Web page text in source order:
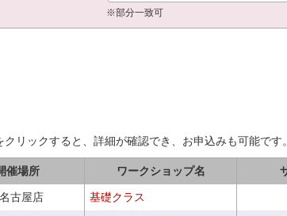
※部分一致可
クリックすると、詳細が確認でき、お申込みも可能です。
催場所 ワークショップ名
古屋店 基礎クラス